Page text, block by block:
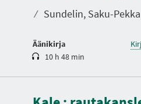
⁄ Sundelin, Saku-
Äänikirja
o
10 h 48 min
K
s
o